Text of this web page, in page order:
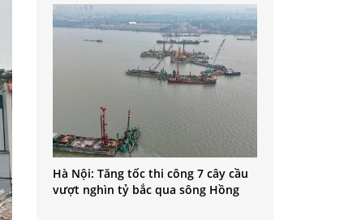
Hà Nội: Tăng tốc thi công 7 cây cầu
vượt nghìn tỷ bắc qua sông Hồng